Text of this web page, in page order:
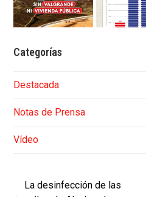
Categorías
Destacada
Notas de Prensa
Vídeo
La desinfección de las